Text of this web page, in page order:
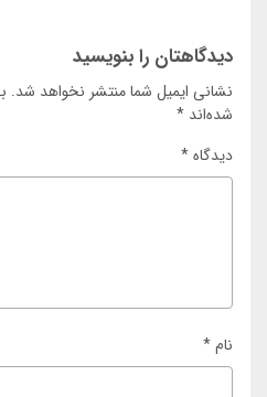
دیدگاهتان را بنویسید
نشانی ایمیل شما منتشر نخواهد شد.
شده‌اند *
دیدگاه*
نام*